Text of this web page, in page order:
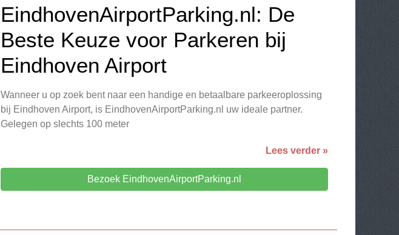
EindhovenAirportParking.nl: De
Beste Keuze voor Parkeren bij
Eindhoven Airport
Wanneer u op zoek bent naar een handige en betaalbare parkeeroplossing
bij Eindhoven Airport, is EindhovenAirportParking.nl uw ideale partner.
Gelegen op slechts 100 meter
Lees verder »
Bezoek EindhovenAirportParking.nl